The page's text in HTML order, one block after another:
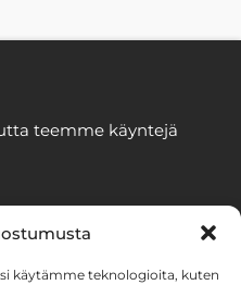
käytämme teknologioita, kuten
teemme käyntejä